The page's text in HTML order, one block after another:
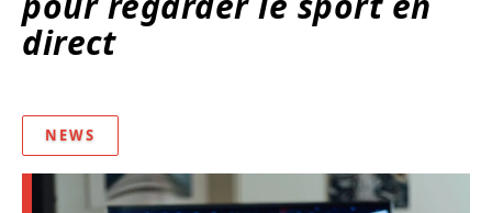
direct
NEWS